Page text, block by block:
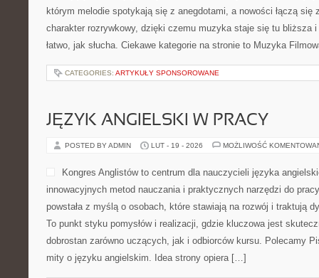
którym melodie spotykają się z anegdotami, a nowości łączą się
charakter rozrywkowy, dzięki czemu muzyka staje się tu bliższa
łatwo, jak słucha. Ciekawe kategorie na stronie to Muzyka
CATEGORIES: ARTYKUŁY SPONSOROWANE
JĘZYK ANGIELSKI W PRACY
POSTED BY ADMIN LUT - 19 - 2026 MOŻLIWOŚĆ
Kongres Anglistów to centrum dla nauczycieli języka
innowacyjnych metod nauczania i praktycznych narzędzi do
powstała z myślą o osobach, które stawiają na rozwój i traktują
To punkt styku pomysłów i realizacji, gdzie kluczowa jest
dobrostan zarówno uczących, jak i odbiorców kursu. Polecamy
mity o języku angielskim. Idea strony opiera […]